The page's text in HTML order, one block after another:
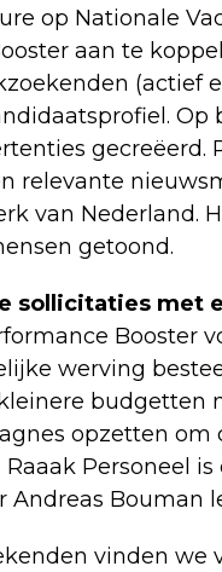
op Nationale
aan te
(actief
gecreëerd.
relevante
van Nederland.
getoond.
sollicitaties met
Booster
werving
budgetten
opzetten om
Personeel
Andreas Bouman
vinden